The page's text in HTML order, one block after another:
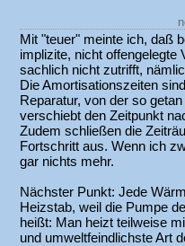
Mit "teuer" meinte ich, daß
implizite, nicht offengelegte
sachlich nicht zutrifft,
Die Amortisationszeiten
Reparatur, von der so
verschiebt den Zeitpunkt
Zudem schließen die
Fortschritt aus. Wenn ich
gar nichts mehr.
Nächster Punkt: Jede
Heizstab, weil die Pumpe
heißt: Man heizt teilweise
und umweltfeindlichste Art